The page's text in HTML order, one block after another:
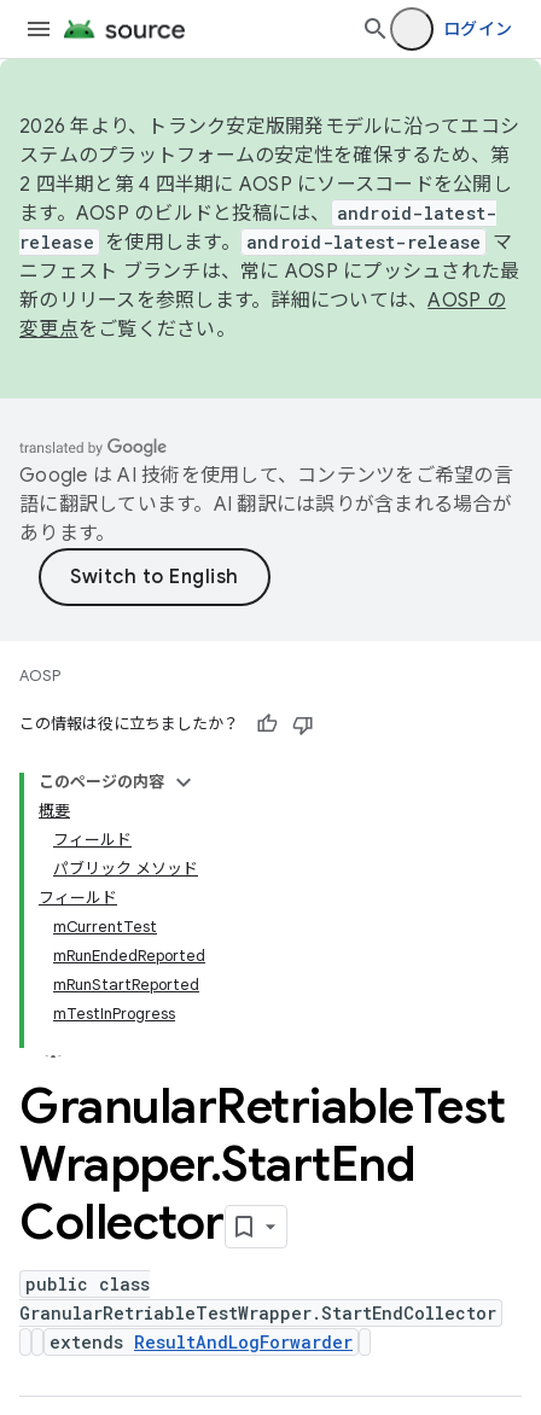
ログイン
2026 年より、トランク安定版開発モデルに沿ってエコシ
ステムのプラットフォームの安定性を確保するため、第
2 四半期と第 4 四半期に AOSP にソースコードを公開し
ます。AOSP のビルドと投稿には、
android-latest-
release
を使用します。 android-latest-release
マ
ニフェスト ブランチは、常に AOSP にプッシュされた最
新のリリースを参照します。詳細については、AOSP の
変更点をご覧ください。
Google は AI 技術を使用して、コンテンツをご希望の言
語に翻訳しています。AI 翻訳には誤りが含まれる場合が
あります。
AOSP
この情報は役に立ちましたか？
このページの内容
概要
フィールド
パブリック メソッド
フィールド
mCurrentTest
mRunEndedReported
mRunStartReported
mTestInProgress
GranularRetriableTest
Wrapper.StartEnd
Collector
public class
GranularRetriableTestWrapper.StartEndCollector
extends ResultAndLogForwarder